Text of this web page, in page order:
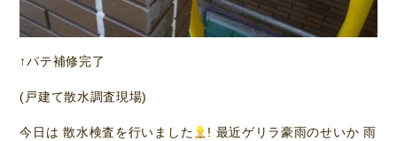
↑パテ補修完了
(戸建て散水調査現場)
今日は 散水検査を行いました
! 最近ゲリラ豪雨のせいか 雨